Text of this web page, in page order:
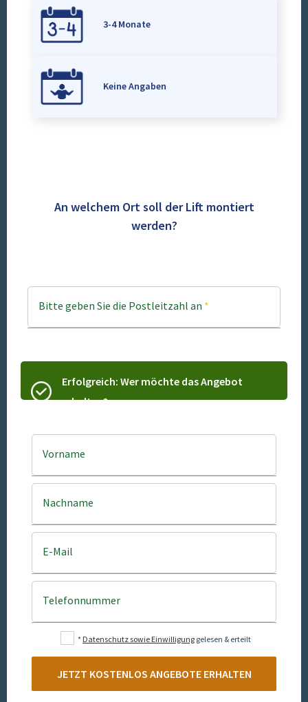
3-4 Monate
Keine Angaben
An welchem Ort soll der Lift montiert
werden?
Bitte geben Sie die Postleitzahl an *
Erfolgreich: Wer möchte das Angebot
erhalten?
Vorname
Nachname
E-Mail
Telefonnummer
* Datenschutz sowie Einwilligung gelesen & erteilt
JETZT KOSTENLOS ANGEBOTE ERHALTEN